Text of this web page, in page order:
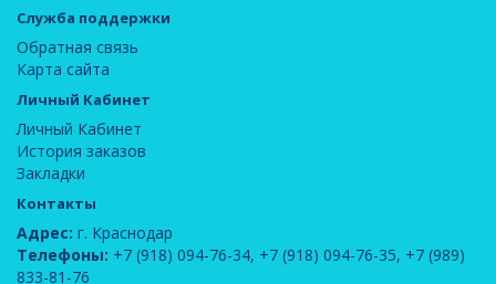
Служба поддержки
Обратная связь
Карта сайта
Личный Кабинет
Личный Кабинет
История заказов
Закладки
Контакты
Адрес: г. Краснодар
Телефоны: +7 (918) 094-76-34, +7 (918) 094-76-35, +7 (989)
833-81-76